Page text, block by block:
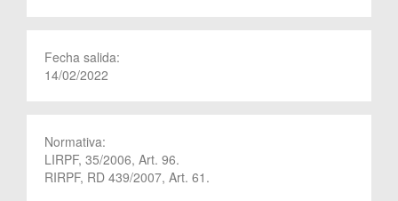
Fecha salida:
14/02/2022
Normativa:
LIRPF, 35/2006, Art. 96.
RIRPF, RD 439/2007, Art. 61.